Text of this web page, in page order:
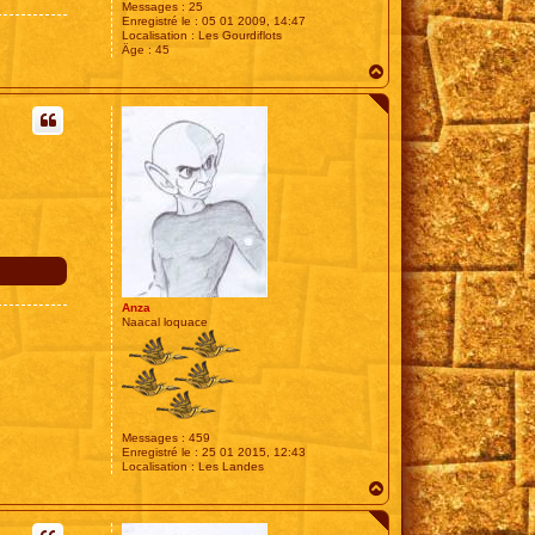
Messages : 25
Enregistré le : 05 01 2009, 14:47
Localisation : Les Gourdiflots
Âge : 45
a
u
Anza
Naacal loquace
Messages : 459
Enregistré le : 25 01 2015, 12:43
Localisation : Les Landes
a
u